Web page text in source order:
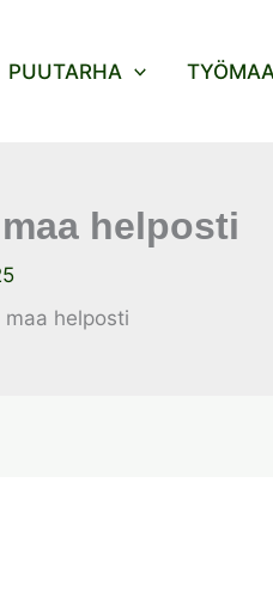
PUUTARHA TYÖMAA
helposti
helposti